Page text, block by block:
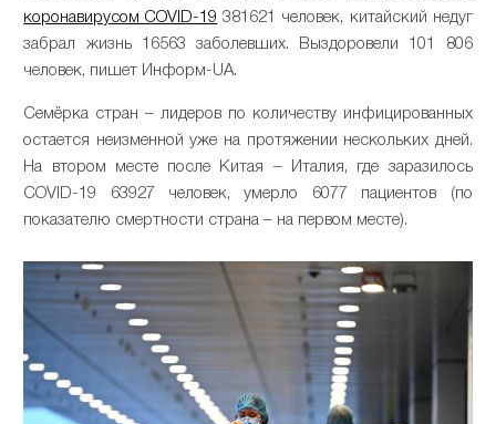
коронавирусом COVID-19 381621 человек, китайский недуг
забрал жизнь 16563 заболевших. Выздоровели 101 806
человек, пишет Информ-UA.
Семёрка стран – лидеров по количеству инфицированных
остается неизменной уже на протяжении нескольких дней.
На втором месте после Китая – Италия, где заразилось
COVID-19 63927 человек, умерло 6077 пациентов (по
показателю смертности страна – на первом месте).